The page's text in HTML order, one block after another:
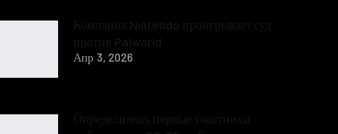
Апр 3, 2026